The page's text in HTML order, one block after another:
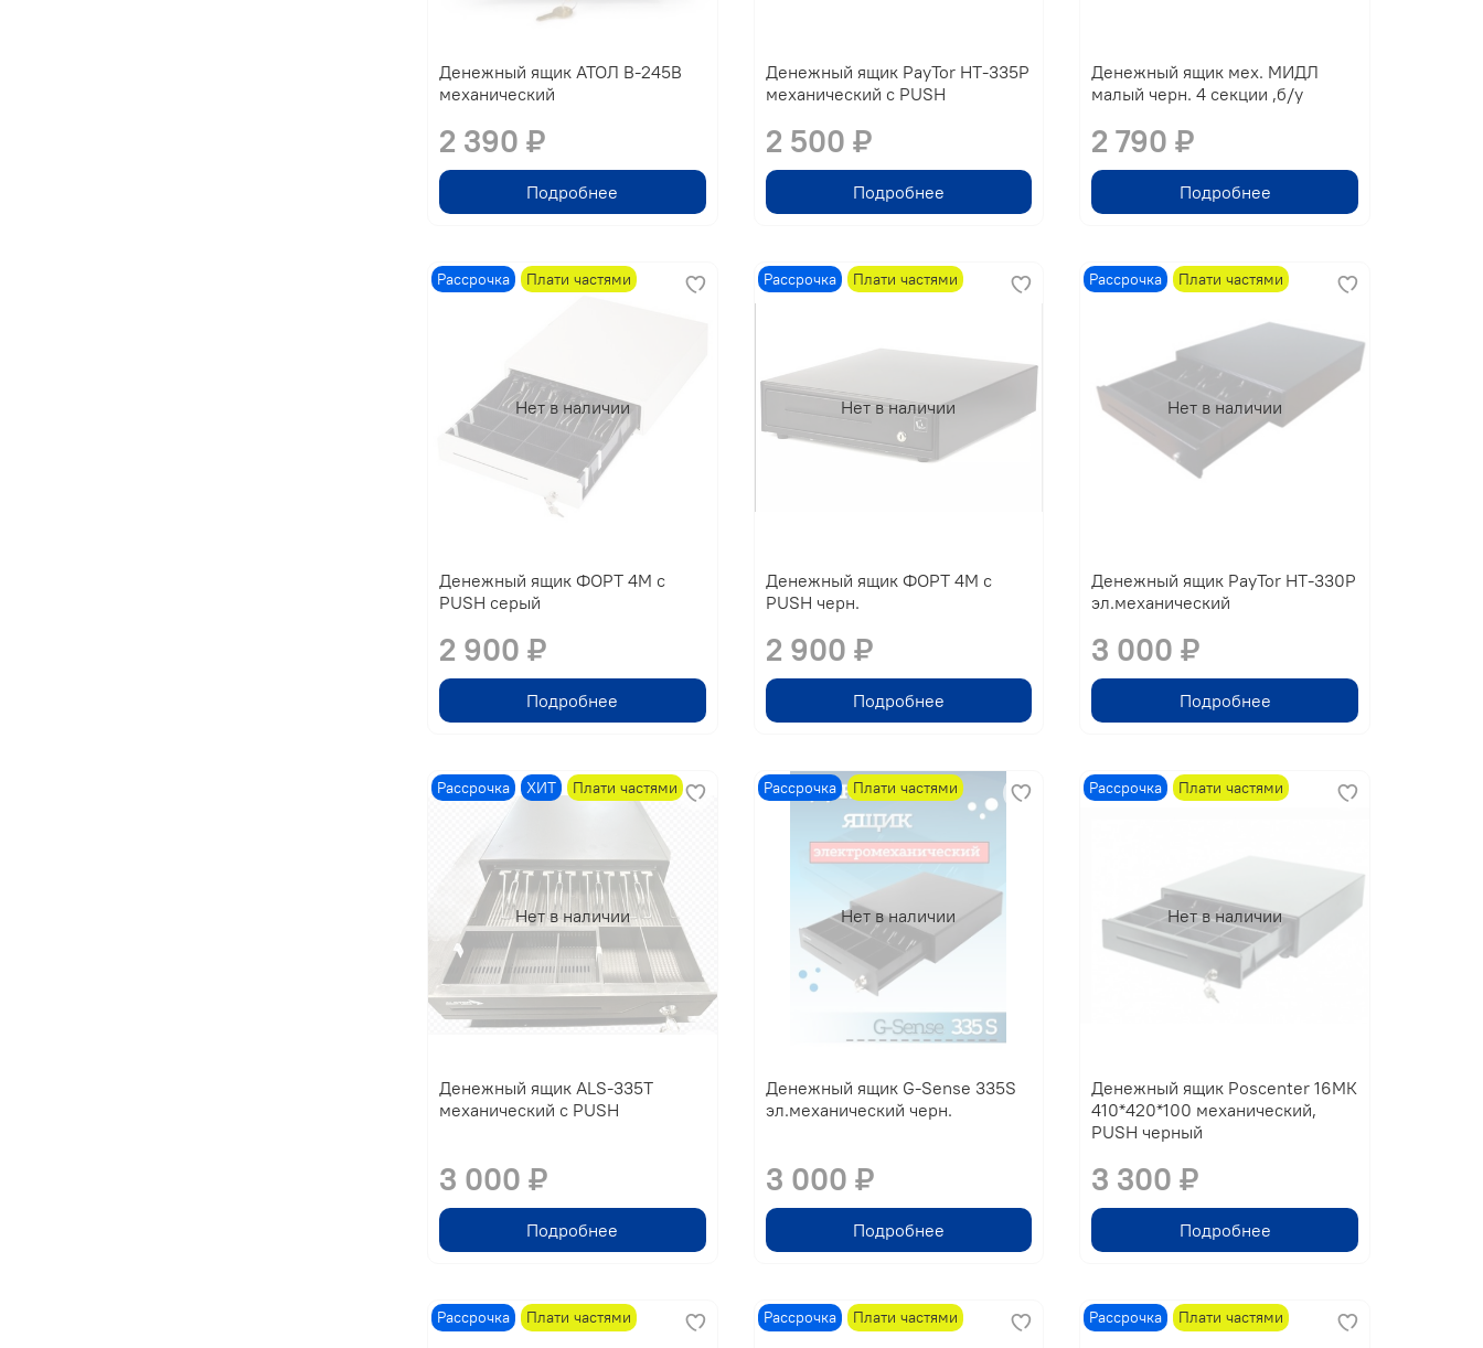
Денежный ящик АТОЛ B-245B
механический
2 390 ₽
Подробнее
Денежный ящик PayTor HT-335P
механический с PUSH
2 500 ₽
Подробнее
Денежный ящик мех. МИДЛ
малый черн. 4 секции ,б/у
2 790 ₽
Подробнее
Нет в наличии
Рассрочка Плати частями
Денежный ящик ФОРТ 4М с
PUSH серый
2 900 ₽
Подробнее
Нет в наличии
Рассрочка Плати частями
Денежный ящик ФОРТ 4М с
PUSH черн.
2 900 ₽
Подробнее
Нет в наличии
Рассрочка Плати частями
Денежный ящик PayTor HT-330Р
эл.механический
3 000 ₽
Подробнее
Нет в наличии
Рассрочка ХИТ Плати частями
Денежный ящик ALS-335T
механический с PUSH
3 000 ₽
Подробнее
Нет в наличии
Рассрочка Плати частями
Денежный ящик G-Sense 335S
эл.механический черн.
3 000 ₽
Подробнее
Нет в наличии
Рассрочка Плати частями
Денежный ящик Poscenter 16МК
410*420*100 механический,
PUSH черный
3 300 ₽
Подробнее
Рассрочка Плати частями Рассрочка Плати частями Рассрочка Плати частями